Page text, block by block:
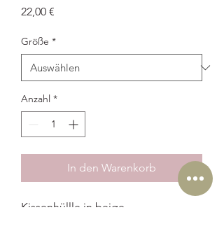
22,00 €
Größe *
Anzahl *
In den Warenkorb
Kissenhüllle in beige.